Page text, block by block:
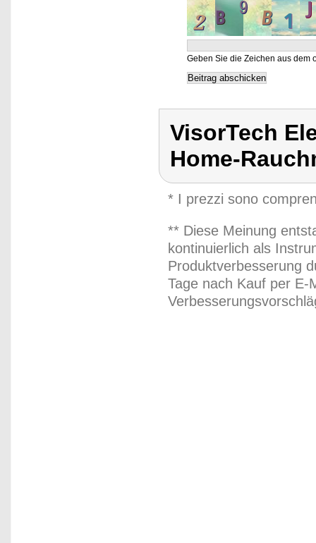
Geben Sie die Zeichen aus dem
VisorTech
Home-
* I prezzi sono
** Diese Meinung
kontinuierlich als
Produktverbesserung
Tage nach Kauf per E-